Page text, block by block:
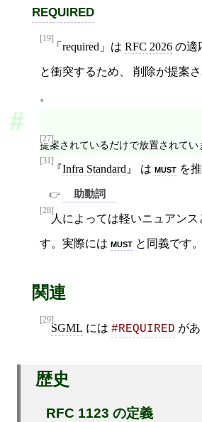
required
[19]
「required」は RFC 2026 の適
と衝突するため、 削除が提案
。
[27]
提案されているだけで放置されてい
[31]
Infra Standard は must を
助動詞
[28]
人によっては軽いニュアン
す。実際には must と同義です。
関連
[29]
SGML には #REQUIRED があ
歴史
RFC 1123 の定義